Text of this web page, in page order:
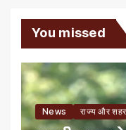
You missed
News राज्य और शहर